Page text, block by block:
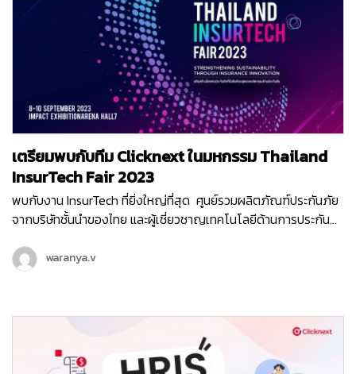
ๆ เพิ่มขึ้นเยอะมาก เช่น E-meeting , 3CX Cloud หรือ AI โดย
บริการเก่าเราก็ยังไม่หยุดพัฒนานะ เพราะเรามี Goal ของปีหน้าไว้ว่า
เราจะพุ่งทะยานไปได้ไกลขึ้นอีก ส่วนแต่ละทีมนั้นก็ไม่น้อยหน้ากันเลย
ผลงานปังไม่พอ ยังงัดฝีมือการทำพรีเซนต์ให้เข้าธีมงานวัดกันสุด ๆ
ทั้งทีม HR & Accounting , BMS , Goverment , WeAble , SI ,
MakeWebEasy ทั้งไทยและอินโด และทีมโปรดักซ์ต่าง ๆ ทั้ง Mobile ,
CMS , Chatcone , E-meeting , Kept Point , AI Team ปิดท้าย
ด้วยทีม Interactive Media ที่มากับของเล่นล้ำๆ เช่นเคย หมดช่วง
Team Present ก็ต่อกันด้วยกิจกรรมปล่อยจอย ปล่อยใจกับบูธ
อาหารและซุ้มกิจกรรมสุดม่วนที่เหมือนยกงานวัดมาไว้ที่นี่…
เตรียมพบกับทีม Clicknext ในมหกรรม Thailand
InsurTech Fair 2023
พบกับงาน InsurTech ที่ยิ่งใหญ่ที่สุด ศูนย์รวมผลิตภัณฑ์ประกันภัย
จากบริษัทชั้นนำของไทย และผู้เชี่ยวชาญเทคโนโลยีด้านการประกัน
มหกรรมเทคโนโลยีประกันภัยยิ่งใหญ่ครบวงจรแห่งปี ที่จัดโดย
สำนักงานคณะกรรมการกำกับและส่งเสริมการประกอบธุรกิจประกัน
ช่วยยกระดับการบริการให้กับธุรกิจประกันภัย เข้าร่วมงานนี้ด้วย ไม่ว่า
จะเป็น Chatcone : ระบบจัดการแชททุกช่องทาง พร้อมแชทบอทช่วย
ตอบลูกค้า 24 ชม. แพลตฟอร์มที่ยกระดับการให้บริการผ่านแชท
waranya.v